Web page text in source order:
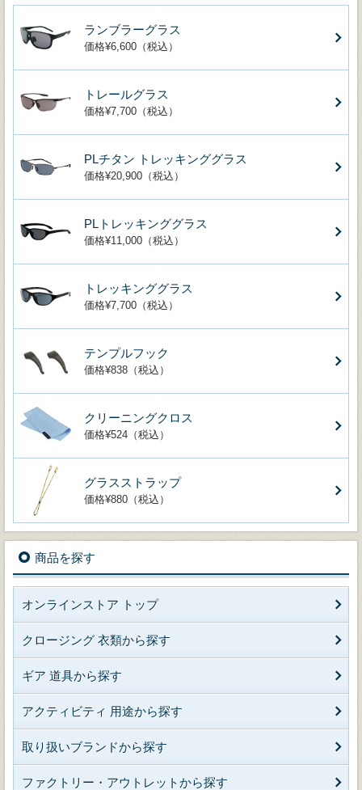
ランブラーグラス
価格¥6,600（税込）
トレールグラス
価格¥7,700（税込）
PLチタン トレッキンググラス
価格¥20,900（税込）
PLトレッキンググラス
価格¥11,000（税込）
トレッキンググラス
価格¥7,700（税込）
テンプルフック
価格¥838（税込）
クリーニングクロス
価格¥524（税込）
グラスストラップ
価格¥880（税込）
商品を探す
オンラインストア トップ
クロージング 衣類から探す
ギア 道具から探す
アクティビティ 用途から探す
取り扱いブランドから探す
ファクトリー・アウトレットから探す